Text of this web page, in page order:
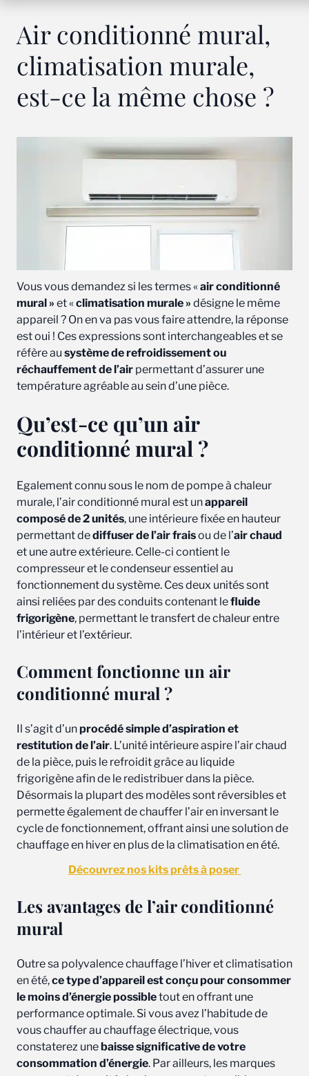
Air conditionné mural,
climatisation murale,
est-ce la même chose ?
Vous vous demandez si les termes «air conditionné
mural » et «climatisation murale » désigne le même
appareil ? On en va pas vous faire attendre, la réponse
est oui ! Ces expressions sont interchangeables et se
réfère au système de refroidissement ou
réchauffement de l’air permettant d’assurer une
température agréable au sein d’une pièce.
Qu’est-ce qu’un air
conditionné mural ?
Egalement connu sous le nom de pompe à chaleur
murale, l’air conditionné mural est unappareil
composé de 2 unités, une intérieure fixée en hauteur
permettant dediffuser de l’air fraisou de l’air chaud
et une autre extérieure. Celle-ci contient le
compresseur et le condenseur essentiel au
fonctionnement du système. Ces deux unités sont
ainsi reliées par des conduits contenant lefluide
frigorigène, permettant le transfert de chaleur entre
l’intérieur et l’extérieur.
Comment fonctionne un air
conditionné mural ?
Il s’agit d’unprocédé simple d’aspiration et
restitution de l’air. L’unité intérieure aspire l’air chaud
de la pièce, puis le refroidit grâce au liquide
frigorigène afin de le redistribuer dans la pièce.
Désormais la plupart des modèles sont réversibles et
permette également de chauffer l’air en inversant le
cycle de fonctionnement, offrant ainsi une solution de
chauffage en hiver en plus de la climatisation en été.
Découvrez nos kits prêts à poser
Les avantages de l’air conditionné
mural
Outre sa polyvalence chauffage l’hiver et climatisation
en été,ce type d’appareil est conçu pour consommer
le moins d’énergie possibletout en offrant une
performance optimale. Si vous avez l’habitude de
vous chauffer au chauffage électrique, vous
constaterez unebaisse significative de votre
consommation d’énergie. Par ailleurs, les marques